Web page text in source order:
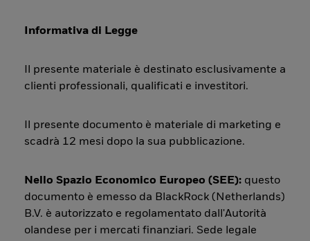
Informativa di Legge
Il presente materiale è destinato esclusivamente a
clienti professionali, qualificati e investitori.
Il presente documento è materiale di marketing e
scadrà 12 mesi dopo la sua pubblicazione.
Nello Spazio Economico Europeo (SEE): questo
documento è emesso da BlackRock (Netherlands)
B.V. è autorizzato e regolamentato dall'Autorità
olandese per i mercati finanziari. Sede legale